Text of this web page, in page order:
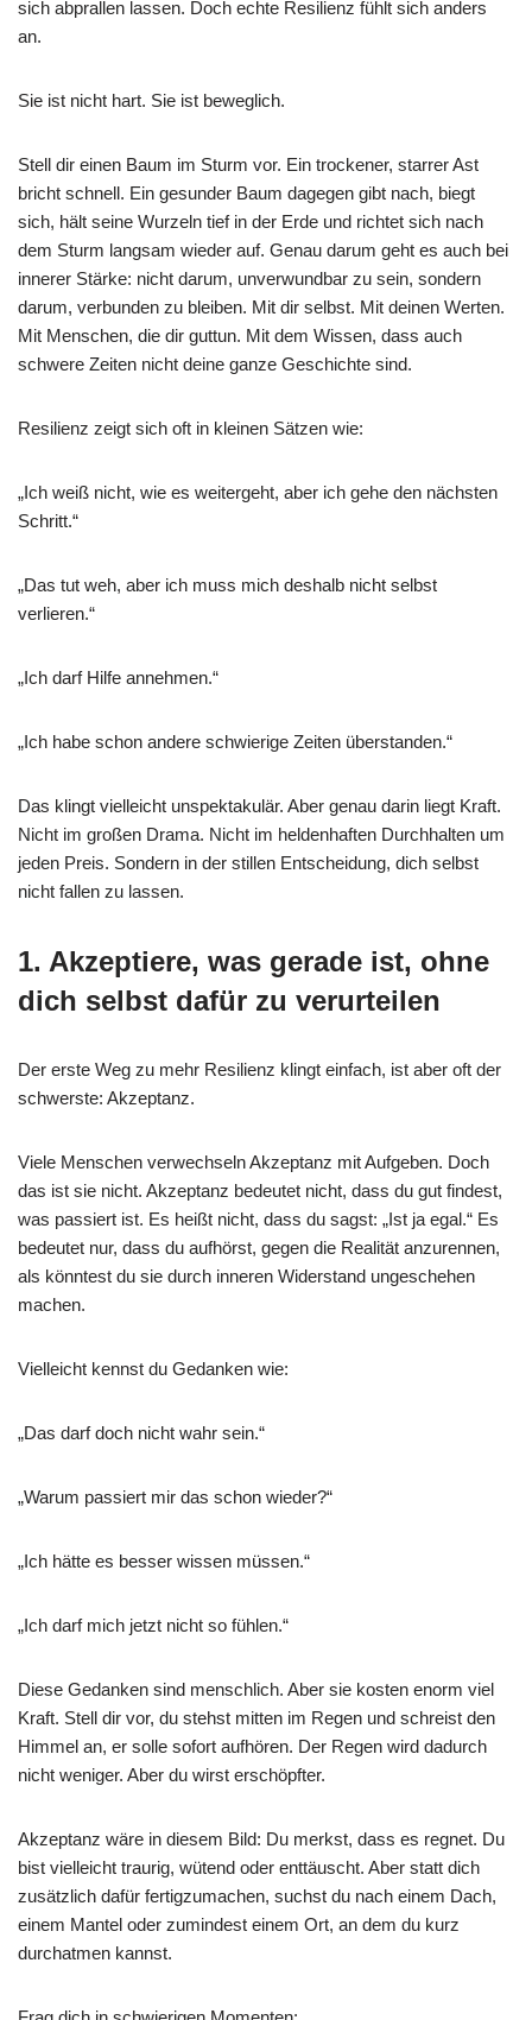
sich abprallen lassen. Doch echte Resilienz fühlt sich anders
an.
Sie ist nicht hart. Sie ist beweglich.
Stell dir einen Baum im Sturm vor. Ein trockener, starrer Ast
bricht schnell. Ein gesunder Baum dagegen gibt nach, biegt
sich, hält seine Wurzeln tief in der Erde und richtet sich nach
dem Sturm langsam wieder auf. Genau darum geht es auch bei
innerer Stärke: nicht darum, unverwundbar zu sein, sondern
darum, verbunden zu bleiben. Mit dir selbst. Mit deinen Werten.
Mit Menschen, die dir guttun. Mit dem Wissen, dass auch
schwere Zeiten nicht deine ganze Geschichte sind.
Resilienz zeigt sich oft in kleinen Sätzen wie:
„Ich weiß nicht, wie es weitergeht, aber ich gehe den nächsten
Schritt.“
„Das tut weh, aber ich muss mich deshalb nicht selbst
verlieren.“
„Ich darf Hilfe annehmen.“
„Ich habe schon andere schwierige Zeiten überstanden.“
Das klingt vielleicht unspektakulär. Aber genau darin liegt Kraft.
Nicht im großen Drama. Nicht im heldenhaften Durchhalten um
jeden Preis. Sondern in der stillen Entscheidung, dich selbst
nicht fallen zu lassen.
1. Akzeptiere, was gerade ist, ohne
dich selbst dafür zu verurteilen
Der erste Weg zu mehr Resilienz klingt einfach, ist aber oft der
schwerste: Akzeptanz.
Viele Menschen verwechseln Akzeptanz mit Aufgeben. Doch
das ist sie nicht. Akzeptanz bedeutet nicht, dass du gut findest,
was passiert ist. Es heißt nicht, dass du sagst: „Ist ja egal.“ Es
bedeutet nur, dass du aufhörst, gegen die Realität anzurennen,
als könntest du sie durch inneren Widerstand ungeschehen
machen.
Vielleicht kennst du Gedanken wie:
„Das darf doch nicht wahr sein.“
„Warum passiert mir das schon wieder?“
„Ich hätte es besser wissen müssen.“
„Ich darf mich jetzt nicht so fühlen.“
Diese Gedanken sind menschlich. Aber sie kosten enorm viel
Kraft. Stell dir vor, du stehst mitten im Regen und schreist den
Himmel an, er solle sofort aufhören. Der Regen wird dadurch
nicht weniger. Aber du wirst erschöpfter.
Akzeptanz wäre in diesem Bild: Du merkst, dass es regnet. Du
bist vielleicht traurig, wütend oder enttäuscht. Aber statt dich
zusätzlich dafür fertigzumachen, suchst du nach einem Dach,
einem Mantel oder zumindest einem Ort, an dem du kurz
durchatmen kannst.